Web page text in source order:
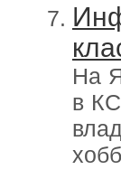
На
в